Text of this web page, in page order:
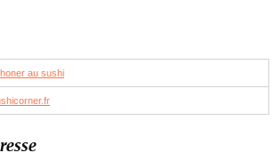
au sushi